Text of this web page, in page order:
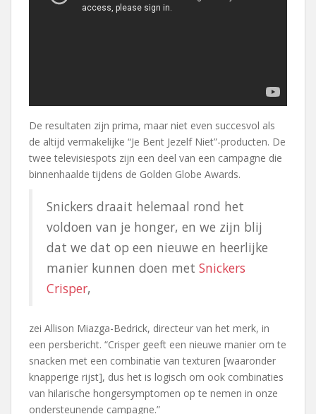
De resultaten zijn prima, maar niet even succesvol als
de altijd vermakelijke “Je Bent Jezelf Niet”-producten. De
twee televisiespots zijn een deel van een campagne die
binnenhaalde tijdens de Golden Globe Awards.
Snickers draait helemaal rond het
voldoen van je honger, en we zijn blij
dat we dat op een nieuwe en heerlijke
manier kunnen doen met Snickers
Crisper,
zei Allison Miazga-Bedrick, directeur van het merk, in
een persbericht. “Crisper geeft een nieuwe manier om te
snacken met een combinatie van texturen [waaronder
knapperige rijst], dus het is logisch om ook combinaties
van hilarische hongersymptomen op te nemen in onze
ondersteunende campagne.”